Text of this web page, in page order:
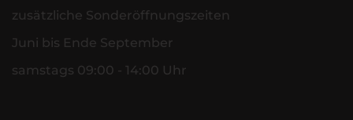
zusätzliche Sonderöffnungszeiten
Juni bis Ende September
samstags 09:00 - 14:00 Uhr